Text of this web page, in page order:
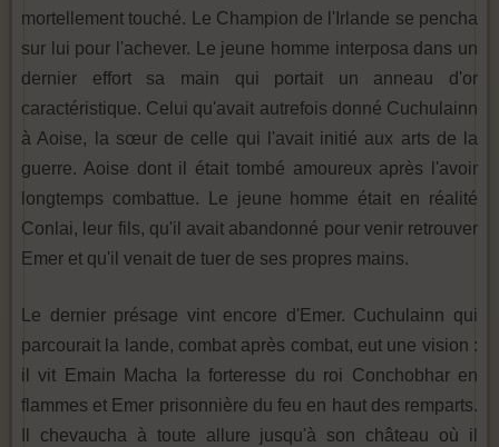
mortellement touché. Le Champion de l'Irlande se pencha
sur lui pour l'achever. Le jeune homme interposa dans un
dernier effort sa main qui portait un anneau d'or
caractéristique. Celui qu'avait autrefois donné Cuchulainn
à Aoise, la sœur de celle qui l'avait initié aux arts de la
guerre. Aoise dont il était tombé amoureux après l'avoir
longtemps combattue. Le jeune homme était en réalité
Conlai, leur fils, qu'il avait abandonné pour venir retrouver
Emer et qu'il venait de tuer de ses propres mains.
Le dernier présage vint encore d'Emer. Cuchulainn qui
parcourait la lande, combat après combat, eut une vision :
il vit Emain Macha la forteresse du roi Conchobhar en
flammes et Emer prisonnière du feu en haut des remparts.
Il chevaucha à toute allure jusqu'à son château où il